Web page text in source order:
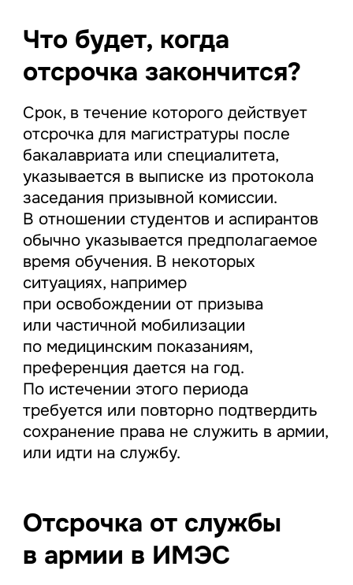
Что будет, когда
отсрочка закончится?
Срок, в течение которого действует
отсрочка для магистратуры после
бакалавриата или специалитета,
указывается в выписке из протокола
заседания призывной комиссии.
В отношении студентов и аспирантов
обычно указывается предполагаемое
время обучения. В некоторых
ситуациях, например
при освобождении от призыва
или частичной мобилизации
по медицинским показаниям,
преференция дается на год.
По истечении этого периода
требуется или повторно подтвердить
сохранение права не служить в армии,
или идти на службу.
Отсрочка от службы
в армии в ИМЭС